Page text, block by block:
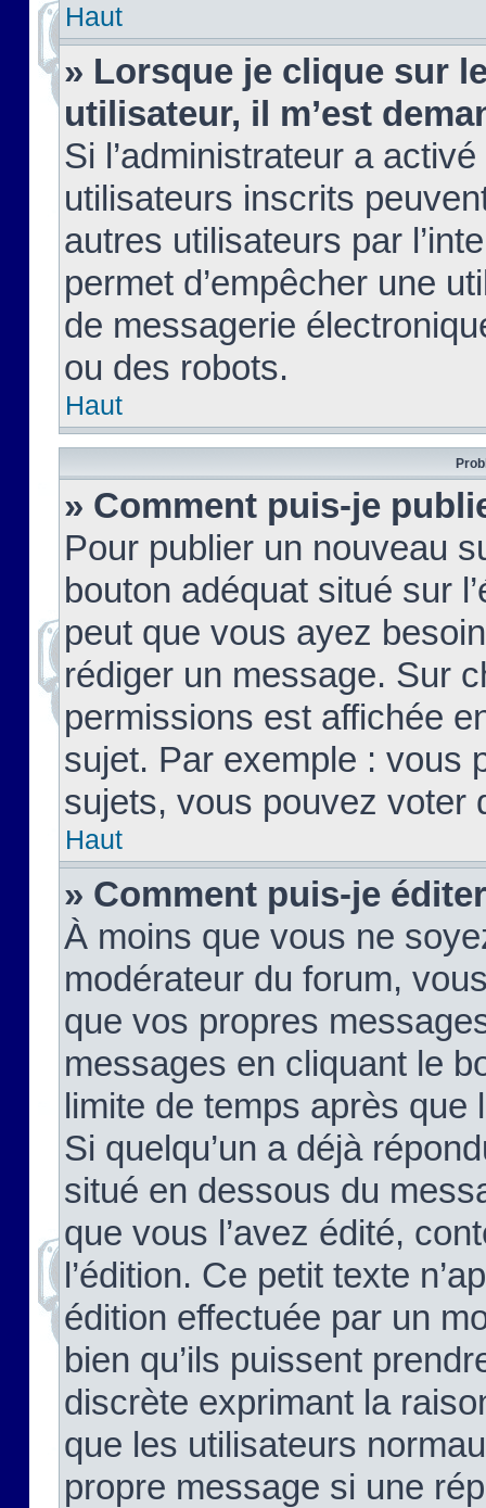
Haut
» Lorsque je clique sur
utilisateur, il m’est
Si l’administrateur a
utilisateurs inscrits
autres utilisateurs par
permet d’empêcher une
de messagerie
ou des robots.
Haut
» Comment puis-je
Pour publier un nouveau
bouton adéquat situé sur
peut que vous ayez
rédiger un message. Sur
permissions est affichée
sujet. Par exemple : vous
sujets, vous pouvez voter
Haut
» Comment puis-je
À moins que vous ne
modérateur du forum,
que vos propres
messages en cliquant le
limite de temps après que
Si quelqu’un a déjà
situé en dessous du
que vous l’avez édité,
l’édition. Ce petit texte
édition effectuée par un
bien qu’ils puissent
discrète exprimant la
que les utilisateurs
propre message si une